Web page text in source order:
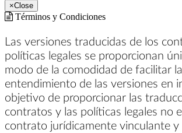
×Close
Términos y Condiciones
Las versiones traducidas de los
políticas legales se proporcionan
modo de la comodidad de facilitar
entendimiento de las versiones en
objetivo de proporcionar las
contratos y las políticas legales no
contrato jurídicamente vinculante y